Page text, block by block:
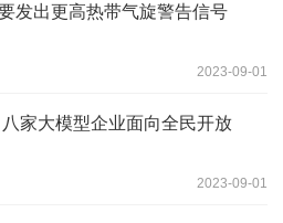
发出更高热带气旋警告信号
2023-09-01
家大模型企业面向全民开放
2023-09-01